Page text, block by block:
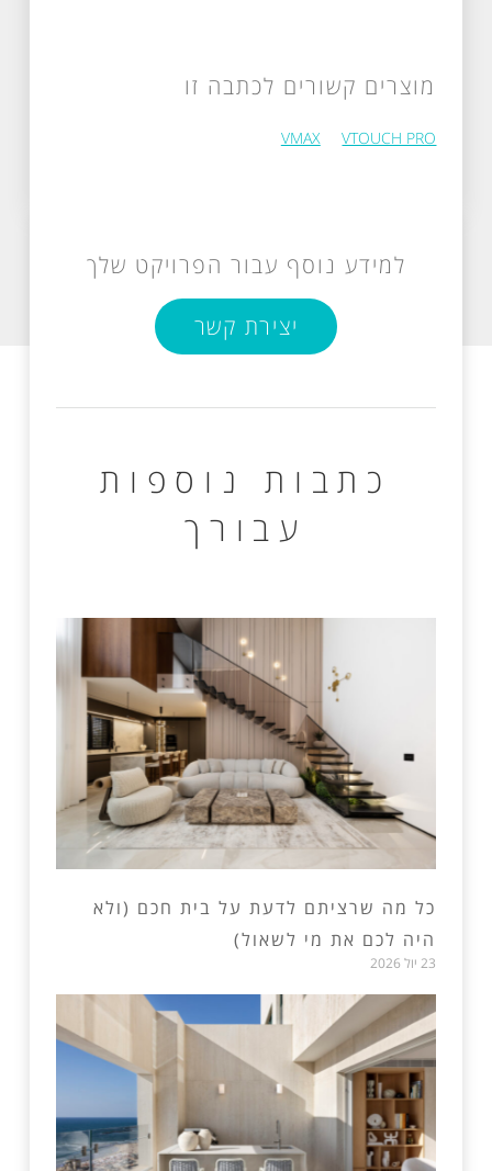
מוצרים קשורים לכתבה זו
VTOUCH PRO
VMAX
למידע נוסף עבור הפרויקט שלך
יצירת קשר
כתבות נוספות
עבורך
כל מה שרציתם לדעת על בית חכם (ולא
היה לכם את מי לשאול)
23 יול 2026